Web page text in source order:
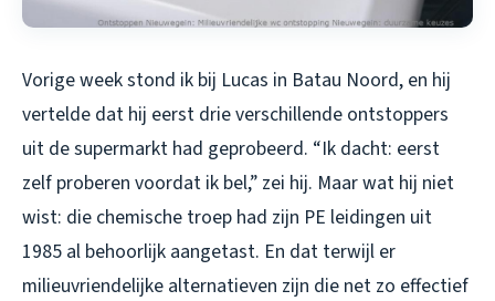
Vorige week stond ik bij Lucas in Batau Noord, en hij
vertelde dat hij eerst drie verschillende ontstoppers
uit de supermarkt had geprobeerd. “Ik dacht: eerst
zelf proberen voordat ik bel,” zei hij. Maar wat hij niet
wist: die chemische troep had zijn PE leidingen uit
1985 al behoorlijk aangetast. En dat terwijl er
milieuvriendelijke alternatieven zijn die net zo effectief